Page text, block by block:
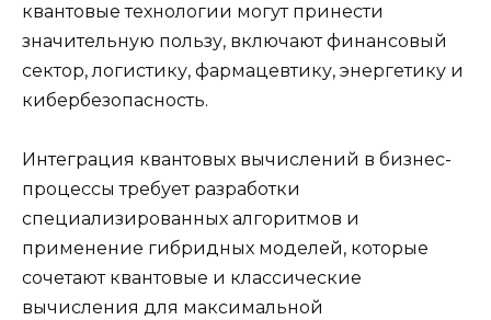
квантовые технологии могут принести
значительную пользу, включают финансовый
сектор, логистику, фармацевтику, энергетику и
кибербезопасность.
Интеграция квантовых вычислений в бизнес-
процессы требует разработки
специализированных алгоритмов и
применение гибридных моделей, которые
сочетают квантовые и классические
вычисления для максимальной